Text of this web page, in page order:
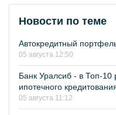
Новости по теме
Автокредитный
05 августа 12:50
Банк Уралсиб - в Топ-
ипотечного
05 августа 11:12